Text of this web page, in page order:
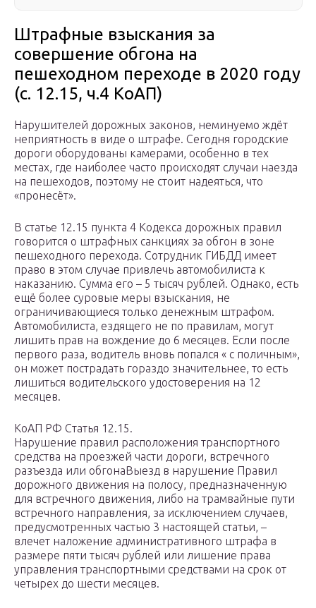
Штрафные взыскания за
совершение обгона на
пешеходном переходе в 2020 году
(с. 12.15, ч.4 КоАП)
Нарушителей дорожных законов, неминуемо ждёт
неприятность в виде о штрафе. Сегодня городские
дороги оборудованы камерами, особенно в тех
местах, где наиболее часто происходят случаи наезда
на пешеходов, поэтому не стоит надеяться, что
«пронесёт».
В статье 12.15 пункта 4 Кодекса дорожных правил
говорится о штрафных санкциях за обгон в зоне
пешеходного перехода. Сотрудник ГИБДД имеет
право в этом случае привлечь автомобилиста к
наказанию. Сумма его – 5 тысяч рублей. Однако, есть
ещё более суровые меры взыскания, не
ограничивающиеся только денежным штрафом.
Автомобилиста, ездящего не по правилам, могут
лишить прав на вождение до 6 месяцев. Если после
первого раза, водитель вновь попался « с поличным»,
он может пострадать гораздо значительнее, то есть
лишиться водительского удостоверения на 12
месяцев.
КоАП РФ Статья 12.15.
Нарушение правил расположения транспортного
средства на проезжей части дороги, встречного
разъезда или обгонаВыезд в нарушение Правил
дорожного движения на полосу, предназначенную
для встречного движения, либо на трамвайные пути
встречного направления, за исключением случаев,
предусмотренных частью 3 настоящей статьи, –
влечет наложение административного штрафа в
размере пяти тысяч рублей или лишение права
управления транспортными средствами на срок от
четырех до шести месяцев.